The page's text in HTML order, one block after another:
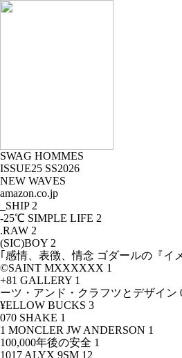
SWAG HOMMES
ISSUE25 SS2026
NEW WAVES
amazon.co.jp
_SHIP 2
-25℃ SIMPLE LIFE 2
.RAW 2
(SIC)BOY 2
｢感情、表徴、情念 ゴダールの『イ
©SAINT MXXXXXX 1
+81 GALLERY 1
ーツ・アンド・クラフツとデザイン
¥ELLOW BUCKS 3
070 SHAKE 1
1 MONCLER JW ANDERSON 1
100,000年後の安全 1
1017 ALYX 9SM 12